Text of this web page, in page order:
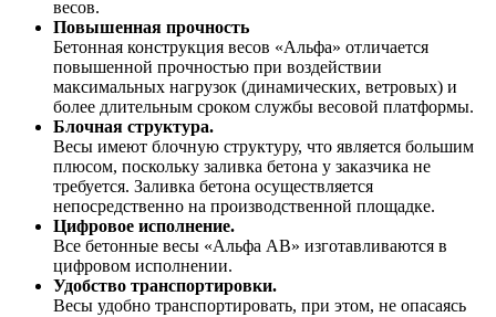
весов.
Повышенная прочность
Бетонная конструкция весов «Альфа» отличается
повышенной прочностью при воздействии
максимальных нагрузок (динамических, ветровых) и
более длительным сроком службы весовой платформы.
Блочная структура.
Весы имеют блочную структуру, что является большим
плюсом, поскольку заливка бетона у заказчика не
требуется. Заливка бетона осуществляется
непосредственно на производственной площадке.
Цифровое исполнение.
Все бетонные весы «Альфа АВ» изготавливаются в
цифровом исполнении.
Удобство транспортировки.
Весы удобно транспортировать, при этом, не опасаясь